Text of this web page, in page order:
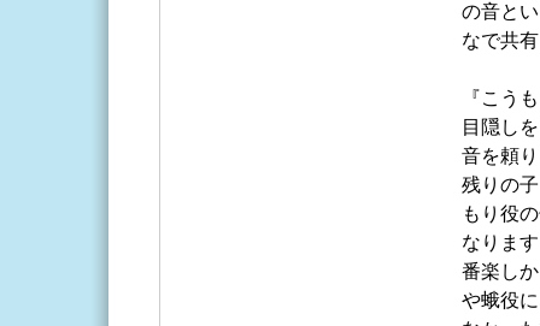
の音と
なで共
『こう
目隠し
音を頼
残りの
もり役
なりま
番楽し
や蛾役